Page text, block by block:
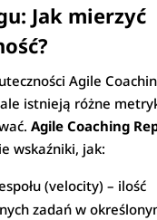
Jak mierzyć
Agile
istnieją różne
Agile Coaching
wskaźniki, jak:
(velocity) – ilość
zadań w